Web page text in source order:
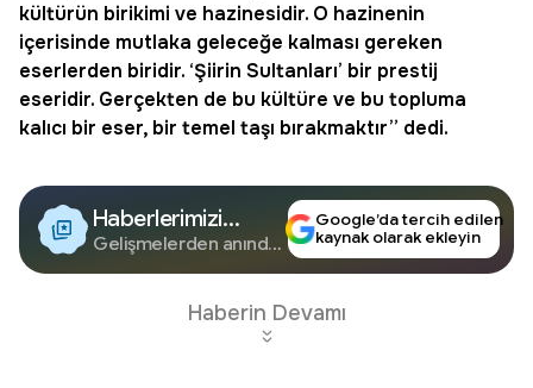
kültürün birikimi ve hazinesidir. O hazinenin
içerisinde mutlaka geleceğe kalması gereken
eserlerden biridir. ‘Şiirin Sultanları’ bir prestij
eseridir. Gerçekten de bu kültüre ve bu topluma
kalıcı bir eser, bir temel taşı bırakmaktır” dedi.
Haberlerimizi
Google'da Takip
Edin
Gelişmelerden anında
Google’da tercih edilen
kaynak olarak ekleyin
Haberin Devamı